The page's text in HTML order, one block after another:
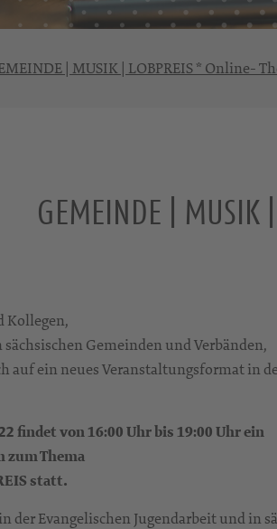
| MUSIK | LOBPREIS * Online-
GEMEINDE |
Kollegen,
Gemeinden und Verbänden,
auf ein neues Veranstaltungsformat in
findet von 16:00 Uhr bis 19:00 Uhr ein
zum Thema
statt.
Evangelischen Jugendarbeit und in